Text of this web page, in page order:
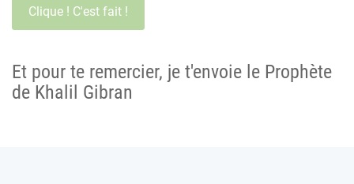
Et pour te remercier, je t'envoie le Prophète
de Khalil Gibran